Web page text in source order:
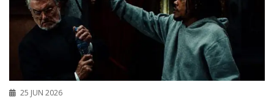
25 JUN 2026